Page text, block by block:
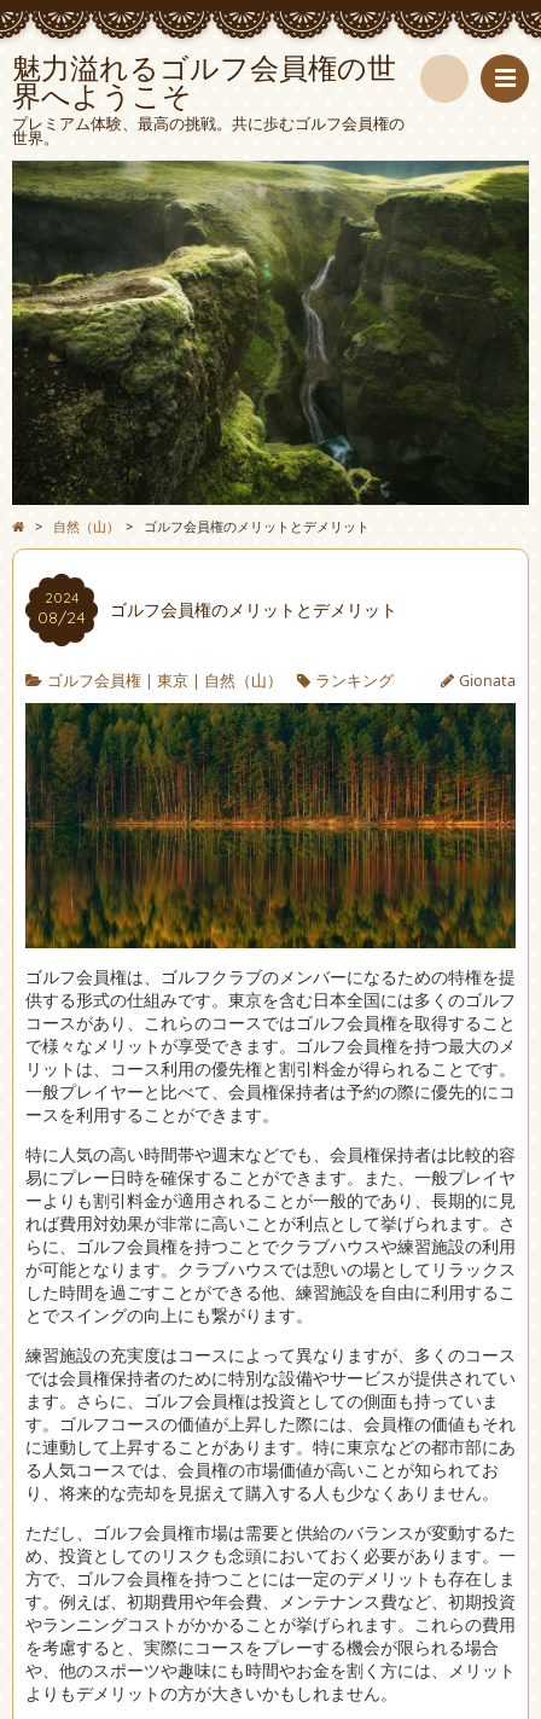
魅力溢れるゴルフ会員権の世
界へようこそ
プレミアム体験、最高の挑戦。共に歩むゴルフ会員権の
世界。
索
> 自然（山） > ゴルフ会員権のメリットとデメリット
2024
08/24 ゴルフ会員権のメリットとデメリット
ゴルフ会員権| 東京| 自然（山） ランキング Gionata
ゴルフ会員権は、ゴルフクラブのメンバーになるための特権を提
供する形式の仕組みです。 東京を含む日本全国には多くのゴルフ
コースがあり、これらのコースではゴルフ会員権を取得すること
で様々なメリットが享受できます。ゴルフ会員権を持つ最大のメ
リットは、コース利用の優先権と割引料金が得られることです。
一般プレイヤーと比べて、会員権保持者は予約の際に優先的にコ
ースを利用することができます。
特に人気の高い時間帯や週末などでも、会員権保持者は比較的容
易にプレー日時を確保することができます。また、一般プレイヤ
ーよりも割引料金が適用されることが一般的であり、長期的に見
れば費用対効果が非常に高いことが利点として挙げられます。さ
らに、ゴルフ会員権を持つことでクラブハウスや練習施設の利用
が可能となります。クラブハウスでは憩いの場としてリラックス
した時間を過ごすことができる他、練習施設を自由に利用するこ
とでスイングの向上にも繋がります。
練習施設の充実度はコースによって異なりますが、多くのコース
では会員権保持者のために特別な設備やサービスが提供されてい
ます。さらに、ゴルフ会員権は投資としての側面も持っていま
す。ゴルフコースの価値が上昇した際には、会員権の価値もそれ
に連動して上昇することがあります。特に東京などの都市部にあ
る人気コースでは、会員権の市場価値が高いことが知られてお
り、将来的な売却を見据えて購入する人も少なくありません。
ただし、ゴルフ会員権市場は需要と供給のバランスが変動するた
め、投資としてのリスクも念頭においておく必要があります。一
方で、ゴルフ会員権を持つことには一定のデメリットも存在しま
す。例えば、初期費用や年会費、メンテナンス費など、初期投資
やランニングコストがかかることが挙げられます。これらの費用
を考慮すると、実際にコースをプレーする機会が限られる場合
や、他のスポーツや趣味にも時間やお金を割く方には、メリット
よりもデメリットの方が大きいかもしれません。